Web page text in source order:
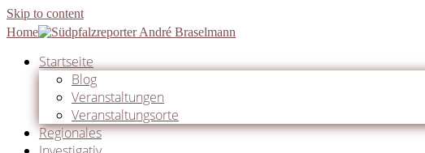
Skip to content
Home
Startseite
Blog
Veranstaltungen
Veranstaltungsorte
Regionales